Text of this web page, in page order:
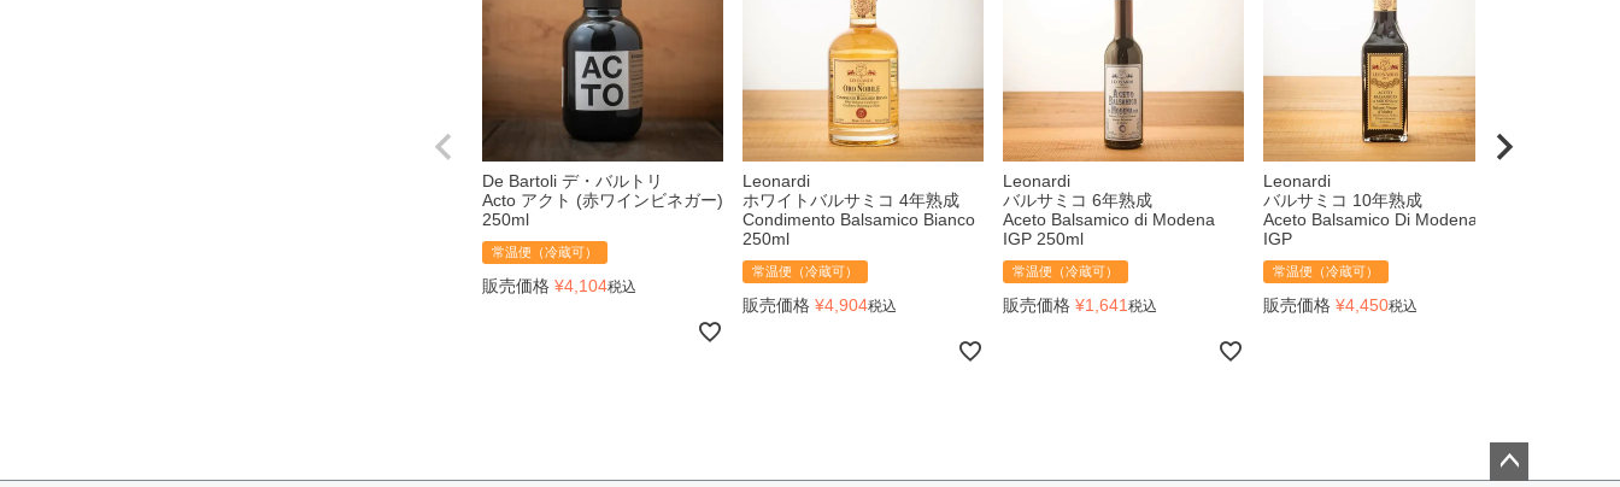
De Bartoli デ・バルトリ
Acto アクト (赤ワインビネガー)
250ml
常温便（冷蔵可）
販売価格 ¥4,104税込
Leonardi
ホワイトバルサミコ 4年熟成
Condimento Balsamico Bianco
250ml
常温便（冷蔵可）
販売価格 ¥4,904税込
Leonardi
バルサミコ 6年熟成
Aceto Balsamico di Modena
IGP 250ml
常温便（冷蔵可）
販売価格 ¥1,641 税込
Leonardi
バルサミコ 10年熟成
Aceto Balsamico Di Modena
IGP
常温便（冷蔵可）
販売価格 ¥4,450税込